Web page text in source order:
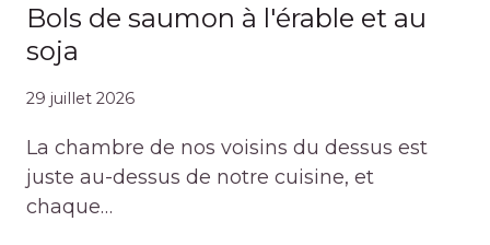
Bols de saumon à l'érable et au
soja
29 juillet 2026
La chambre de nos voisins du dessus est
juste au-dessus de notre cuisine, et
chaque…